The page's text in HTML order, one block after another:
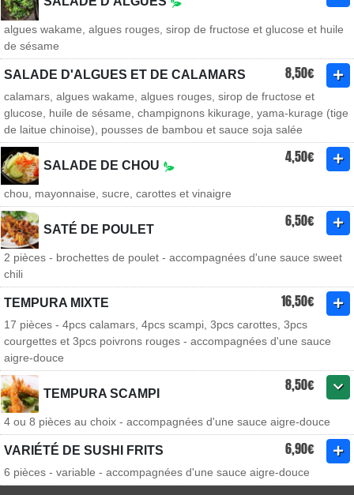
algues wakame, algues rouges, sirop de fructose et glucose et huile
de sésame
SALADE D'ALGUES ET DE CALAMARS 8,50€
calamars, algues wakame, algues rouges, sirop de fructose et
glucose, huile de sésame, champignons kikurage, yama-kurage (tige
de laitue chinoise), pousses de bambou et sauce soja salée
SALADE DE CHOU 4,50€
chou, mayonnaise, sucre, carottes et vinaigre
SATÉ DE POULET 6,50€
2 pièces - brochettes de poulet - accompagnées d'une sauce sweet
chili
TEMPURA MIXTE 16,50€
17 pièces - 4pcs calamars, 4pcs scampi, 3pcs carottes, 3pcs
courgettes et 3pcs poivrons rouges - accompagnées d'une sauce
aigre-douce
TEMPURA SCAMPI 8,50€
4 ou 8 pièces au choix - accompagnées d'une sauce aigre-douce
VARIÉTÉ DE SUSHI FRITS 6,90€
6 pièces - variable - accompagnées d'une sauce aigre-douce